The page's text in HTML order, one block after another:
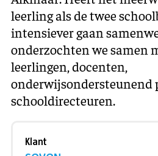
leerling als de twee
intensiever gaan
onderzochten we samen
leerlingen, docenten,
onderwijsondersteunend
schooldirecteuren.
Klant